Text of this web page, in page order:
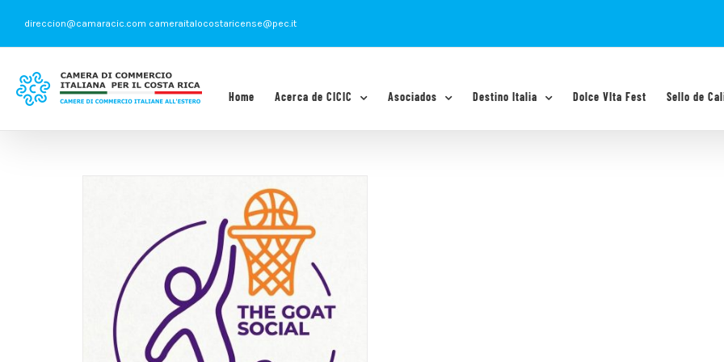
contenido
direccion@camaracic.com cameraitalocostaricense@pec.it
Home Acerca de CICIC Asociados Destino Italia Dolce VIta Fest Sello de